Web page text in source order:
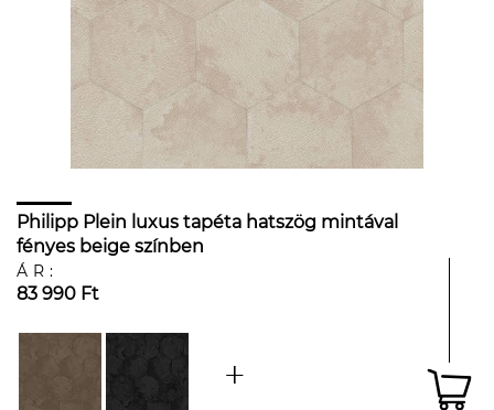
Philipp Plein luxus tapéta hatszög mintával
fényes beige színben
ÁR:
83 990 Ft